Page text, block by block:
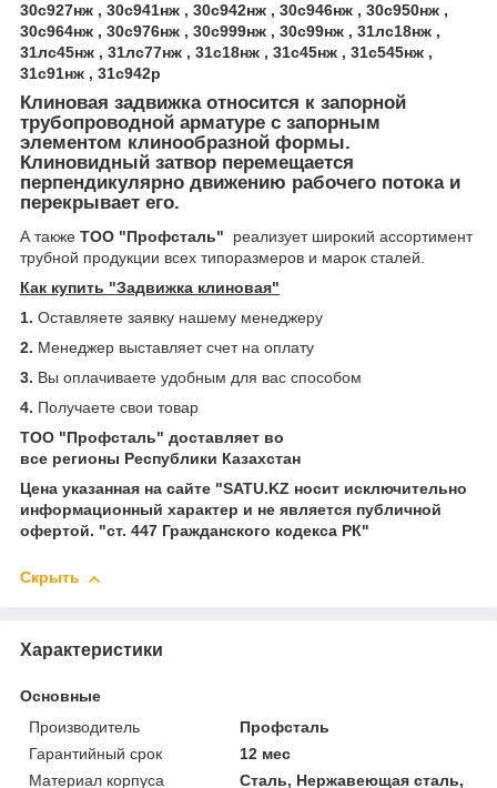
30с927нж , 30с941нж , 30с942нж , 30с946нж , 30с950нж ,
30с964нж , 30с976нж , 30с999нж , 30с99нж , 31лс18нж ,
31лс45нж , 31лс77нж , 31с18нж , 31с45нж , 31с545нж ,
31с91нж , 31с942р
Клиновая задвижка относится к запорной
трубопроводной арматуре с запорным
элементом клинообразной формы.
Клиновидный затвор перемещается
перпендикулярно движению рабочего потока и
перекрывает его.
А также ТОО "Профсталь" реализует широкий ассортимент
трубной продукции всех типоразмеров и марок сталей.
Как купить "Задвижка клиновая"
1. Оставляете заявку нашему менеджеру
2. Менеджер выставляет счет на оплату
3. Вы оплачиваете удобным для вас способом
4. Получаете свои товар
ТОО "Профсталь" доставляет во
все регионы Республики Казахстан
Цена указанная на сайте "SATU.KZ носит исключительно
информационный характер и не является публичной
офертой. "ст. 447 Гражданского кодекса РК"
Скрыть
Характеристики
Основные
Производитель
Профсталь
Гарантийный срок
12 мес
Материал корпуса
Сталь, Нержавеющая сталь,